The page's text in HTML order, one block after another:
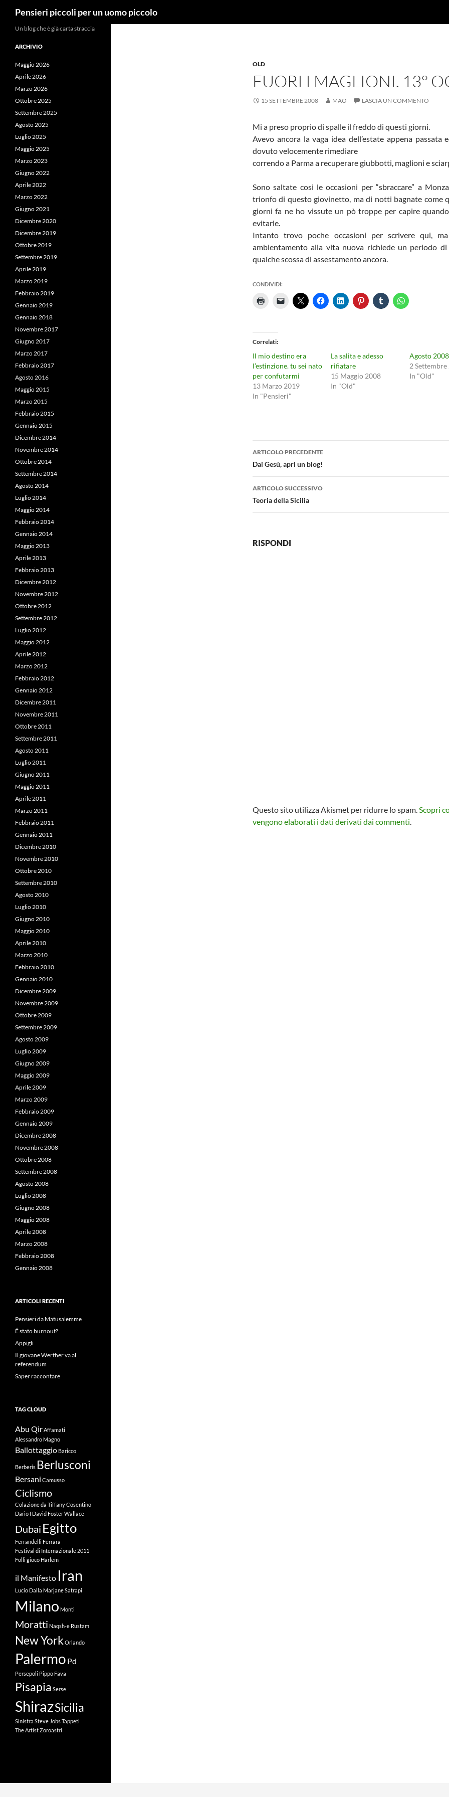
Pensieri piccoli per un uomo piccolo
OLD
FUORI I MAGLIONI. 13°
15 SETTEMBRE 2008 MAO LASCIA UN COMMENTO
Mi a preso proprio di spalle il freddo di questi giorni.
Avevo ancora la vaga idea dell’estate appena passata
dovuto velocemente rimediare
correndo a Parma a recuperare giubbotti, maglioni e
Sono saltate cosi le occasioni per “sbraccare” a
trionfo di questo giovinetto, ma di notti bagnate come
giorni fa ne ho vissute un pò troppe per capire
evitarle.
Intanto trovo poche occasioni per scrivere qui,
ambientamento alla vita nuova richiede un periodo di
qualche scossa di assestamento ancora.
CONDIVIDI:
Correlati
Il mio destino era
l’estinzione. tu sei nato
per confutarmi
13 Marzo 2019
In "Pensieri"
La salita e adesso
rifiatare
15 Maggio 2008
In "Old"
Agosto 2008
2 Settembre
In "Old"
Navigazione
articolo
ARTICOLO PRECEDENTE
Dai Gesù, apri un blog!
ARTICOLO SUCCESSIVO
Teoria della Sicilia
RISPONDI
Questo sito utilizza Akismet per ridurre lo spam.Scopri
vengono elaborati i dati derivati dai commenti.
Un blog che è già carta straccia
ARCHIVIO
Maggio 2026
Aprile 2026
Marzo 2026
Ottobre 2025
Settembre 2025
Agosto 2025
Luglio 2025
Maggio 2025
Marzo 2023
Giugno 2022
Aprile 2022
Marzo 2022
Giugno 2021
Dicembre 2020
Dicembre 2019
Ottobre 2019
Settembre 2019
Aprile 2019
Marzo 2019
Febbraio 2019
Gennaio 2019
Gennaio 2018
Novembre 2017
Giugno 2017
Marzo 2017
Febbraio 2017
Agosto 2016
Maggio 2015
Marzo 2015
Febbraio 2015
Gennaio 2015
Dicembre 2014
Novembre 2014
Ottobre 2014
Settembre 2014
Agosto 2014
Luglio 2014
Maggio 2014
Febbraio 2014
Gennaio 2014
Maggio 2013
Aprile 2013
Febbraio 2013
Dicembre 2012
Novembre 2012
Ottobre 2012
Settembre 2012
Luglio 2012
Maggio 2012
Aprile 2012
Marzo 2012
Febbraio 2012
Gennaio 2012
Dicembre 2011
Novembre 2011
Ottobre 2011
Settembre 2011
Agosto 2011
Luglio 2011
Giugno 2011
Maggio 2011
Aprile 2011
Marzo 2011
Febbraio 2011
Gennaio 2011
Dicembre 2010
Novembre 2010
Ottobre 2010
Settembre 2010
Agosto 2010
Luglio 2010
Giugno 2010
Maggio 2010
Aprile 2010
Marzo 2010
Febbraio 2010
Gennaio 2010
Dicembre 2009
Novembre 2009
Ottobre 2009
Settembre 2009
Agosto 2009
Luglio 2009
Giugno 2009
Maggio 2009
Aprile 2009
Marzo 2009
Febbraio 2009
Gennaio 2009
Dicembre 2008
Novembre 2008
Ottobre 2008
Settembre 2008
Agosto 2008
Luglio 2008
Giugno 2008
Maggio 2008
Aprile 2008
Marzo 2008
Febbraio 2008
Gennaio 2008
ARTICOLI RECENTI
Pensieri da Matusalemme
É stato burnout?
Appigli
Il giovane Werther va al
referendum
Saper raccontare
TAG CLOUD
Abu QirAffamati
Alessandro Magno
Ballottaggio Baricco
Berberis Berlusconi
Bersani Camusso
Ciclismo
Colazione da TiffanyCosentino
Dario I David Foster Wallace
Dubai Egitto
Ferrandelli Ferrara
Festival di Internazionale 2011
Folli gioco Harlem
il Manifesto Iran
Lucio Dalla Marjane Satrapi
Milano Monti
Moratti Naqsh-e Rustam
New York Orlando
Palermo Pd
Persepoli Pippo Fava
Pisapia Serse
ShirazSicilia
Sinistra Steve JobsTappeti
The ArtistZoroastri